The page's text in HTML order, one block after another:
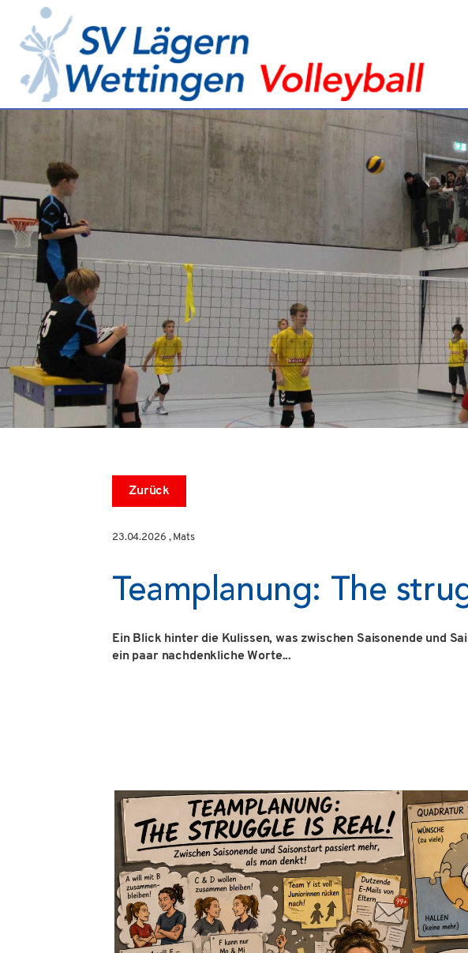
Zurück
23.04.2026 , Mats
Teamplanung: The
Ein Blick hinter die Kulissen, was zwischen Saisonende und
ein paar nachdenkliche Worte...